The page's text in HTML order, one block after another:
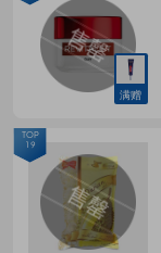
满赠
TOP
19